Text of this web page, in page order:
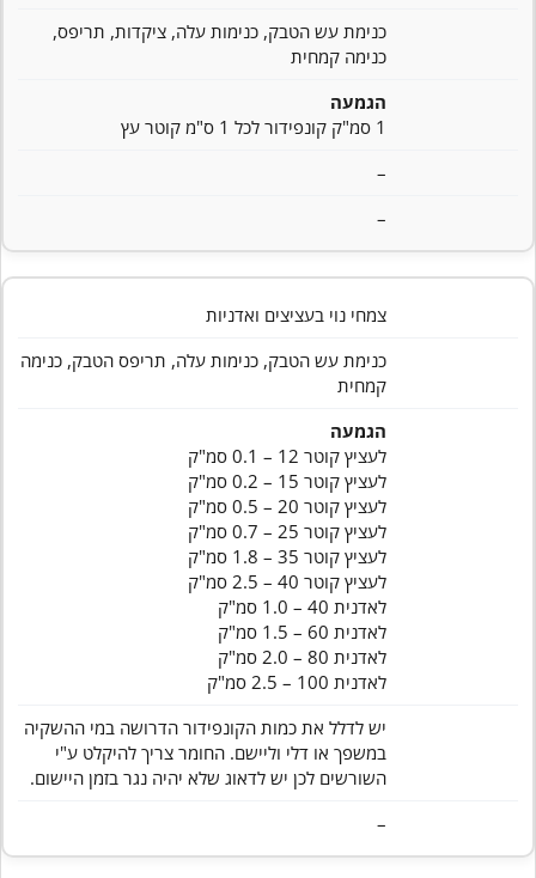
כנימת עש הטבק, כנימות עלה, ציקדות, תריפס,
כנימה קמחית
הגמעה
1 סמ"ק קונפידור לכל 1 ס"מ קוטר עץ
–
–
צמחי נוי בעציצים ואדניות
כנימת עש הטבק, כנימות עלה, תריפס הטבק, כנימה
קמחית
הגמעה
לעציץ קוטר 12 – 0.1 סמ"ק
לעציץ קוטר 15 – 0.2 סמ"ק
לעציץ קוטר 20 – 0.5 סמ"ק
לעציץ קוטר 25 – 0.7 סמ"ק
לעציץ קוטר 35 – 1.8 סמ"ק
לעציץ קוטר 40 – 2.5 סמ"ק
לאדנית 40 – 1.0 סמ"ק
לאדנית 60 – 1.5 סמ"ק
לאדנית 80 – 2.0 סמ"ק
לאדנית 100 – 2.5 סמ"ק
יש לדלל את כמות הקונפידור הדרושה במי ההשקיה
במשפך או דלי וליישם. החומר צריך להיקלט ע"י
השורשים לכן יש לדאוג שלא יהיה נגר בזמן היישום.
–